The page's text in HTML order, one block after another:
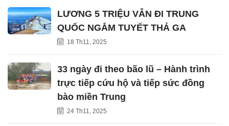
LƯƠNG 5 TRIỆU VẪN ĐI TRUNG
QUỐC NGẮM TUYẾT THẢ GA
18 Th11, 2025
33 ngày đi theo bão lũ – Hành trình
trực tiếp cứu hộ và tiếp sức đồng
bào miền Trung
24 Th11, 2025